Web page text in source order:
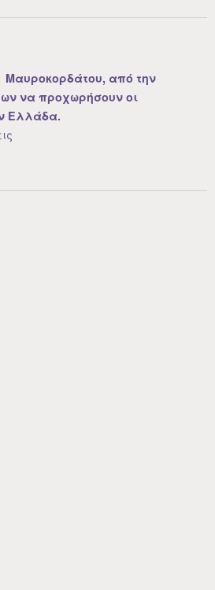
Μαυροκορδάτου, από την
να προχωρήσουν οι
Ελλάδα.